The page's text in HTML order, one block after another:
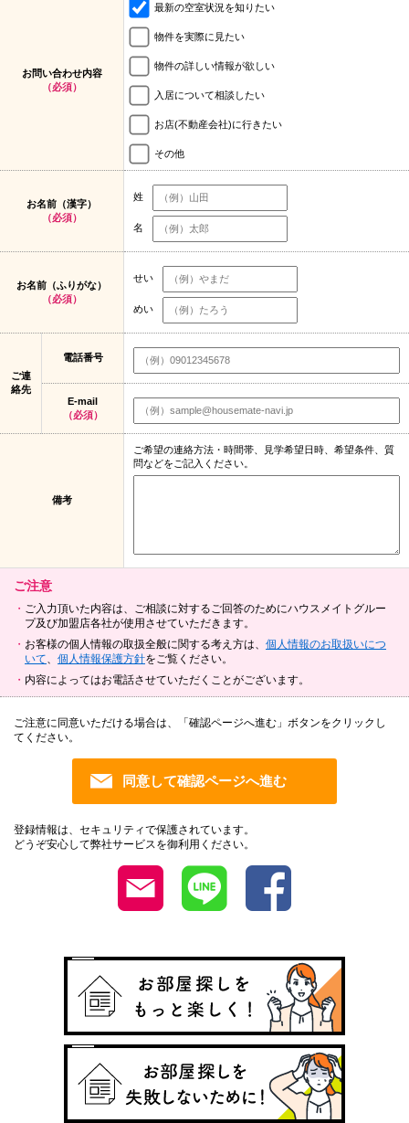
お問い合わせ内容
（必須）
最新の空室状況を知りたい
物件を実際に見たい
物件の詳しい情報が欲しい
入居について相談したい
お店(不動産会社)に行きたい
その他
お名前（漢字）
（必須）
姓
名
お名前（ふりがな）
（必須）
せい
めい
ご連
絡先
電話番号
E-mail
（必須）
備考
ご希望の連絡方法・時間帯、見学希望日時、希望条件、質
問などをご記入ください。
ご注意
ご入力頂いた内容は、ご相談に対するご回答のためにハウスメイトグルー
プ及び加盟店各社が使用させていただきます。
お客様の個人情報の取扱全般に関する考え方は、 個人情報のお取扱いにつ
いて
個人情報保護方針をご覧ください。
内容によってはお電話させていただくことがございます。
ご注意に同意いただける場合は、「確認ページへ進む」ボタンをクリックし
てください。
登録情報は、セキュリティで保護されています。
どうぞ安心して弊社サービスを御利用ください。